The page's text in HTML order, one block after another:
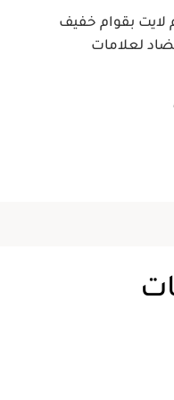
لايت بقوام خفيف
لعلامات